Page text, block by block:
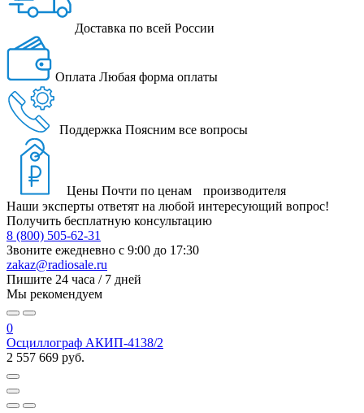
Доставка по всей России
Оплата Любая форма оплаты
Поддержка Поясним все вопросы
Цены Почти по ценам производителя
Наши эксперты ответят на любой интересующий вопрос!
Получить бесплатную консультацию
8 (800) 505-62-31
Звоните ежедневно с 9:00 до 17:30
zakaz@radiosale.ru
Пишите 24 часа / 7 дней
Мы рекомендуем
0
Осциллограф АКИП-4138/2
2 557 669 руб.